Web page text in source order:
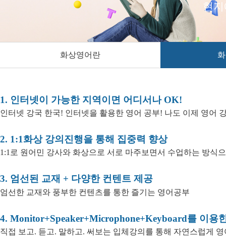
현
화상영어란
1. 인터넷이 가능한 지역이면 어디서나 OK!
인터넷 강국 한국! 인터넷을 활용한 영어 공부! 나도 이제 영어
2. 1:1화상 강의진행을 통해 집중력 향상
1:1로 원어민 강사와 화상으로 서로 마주보면서 수업하는 방식
3. 엄선된 교재 + 다양한 컨텐트 제공
엄선한 교재와 풍부한 컨텐츠를 통한 즐기는 영어공부
4. Monitor+Speaker+Microphone+Keyboard를 이용
직접 보고. 듣고. 말하고. 써보는 입체강의를 통해 자연스럽게